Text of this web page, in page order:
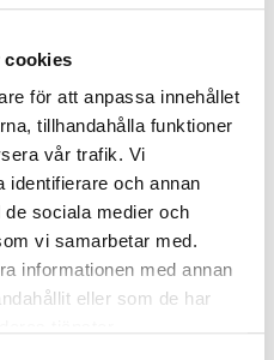
cookies
för att anpassa innehållet
tillhandahålla funktioner
vår trafik. Vi
identifierare och annan
sociala medier och
vi samarbetar med.
informationen med annan
eller som de har
Tänd/släck
Utan sensor
Nej